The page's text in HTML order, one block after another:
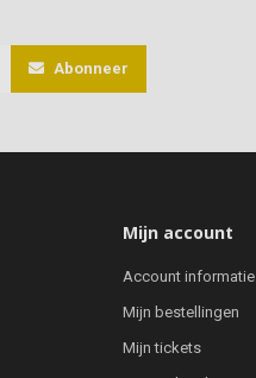
Abonneer
Mijn account
Account informatie
Mijn bestellingen
Mijn tickets